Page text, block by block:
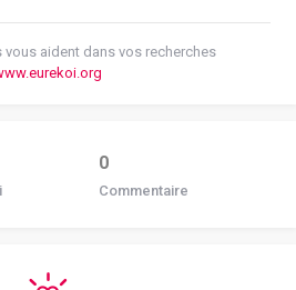
aident dans vos recherches
0
Commentaire